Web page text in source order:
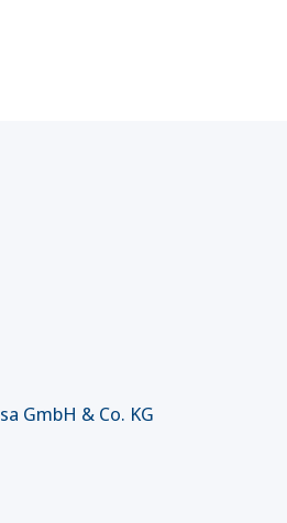
GmbH & Co. KG